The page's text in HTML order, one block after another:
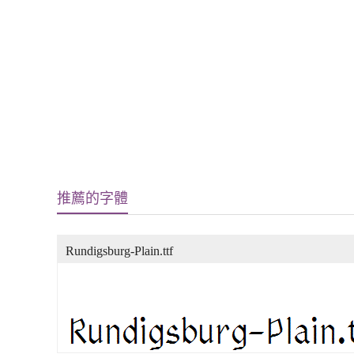
推薦的字體
Rundigsburg-Plain.ttf